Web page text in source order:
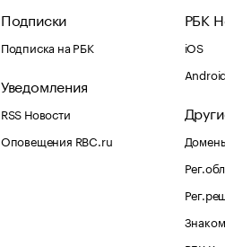
Подписки
Подписка на РБК
Уведомления
RSS Новости
Оповещения RBC.ru
РБК
iOS